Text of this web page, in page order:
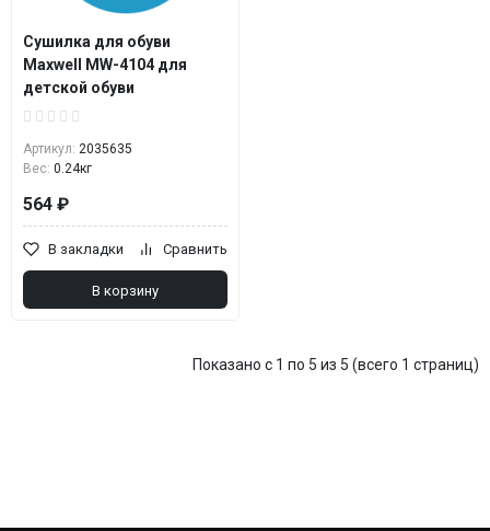
Сушилка для обуви
Maxwell MW-4104 для
детской обуви
Артикул: 2035635
Вес: 0.24кг
564 ₽
В закладки Сравнить
В корзину
Показано с 1 по 5 из 5 (всего 1 страниц)